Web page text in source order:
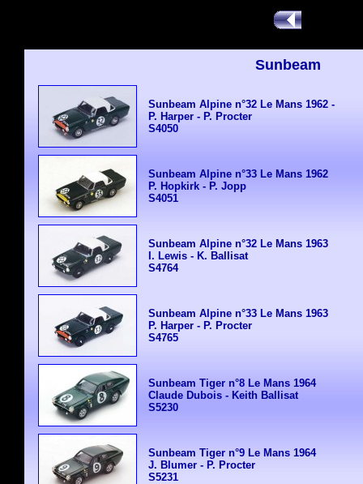
Sunbeam
Sunbeam Alpine n°32 Le Mans 1962 -
P. Harper - P. Procter
S4050
Sunbeam Alpine n°33 Le Mans 1962
P. Hopkirk - P. Jopp
S4051
Sunbeam Alpine n°32 Le Mans 1963
I. Lewis - K. Ballisat
S4764
Sunbeam Alpine n°33 Le Mans 1963
P. Harper - P. Procter
S4765
Sunbeam Tiger n°8 Le Mans 1964
Claude Dubois - Keith Ballisat
S5230
Sunbeam Tiger n°9 Le Mans 1964
J. Blumer - P. Procter
S5231